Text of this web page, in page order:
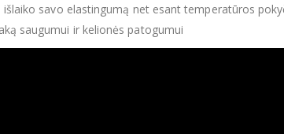
išlaiko savo elastingumą net esant temperatūros
saugumui ir kelionės patogumui